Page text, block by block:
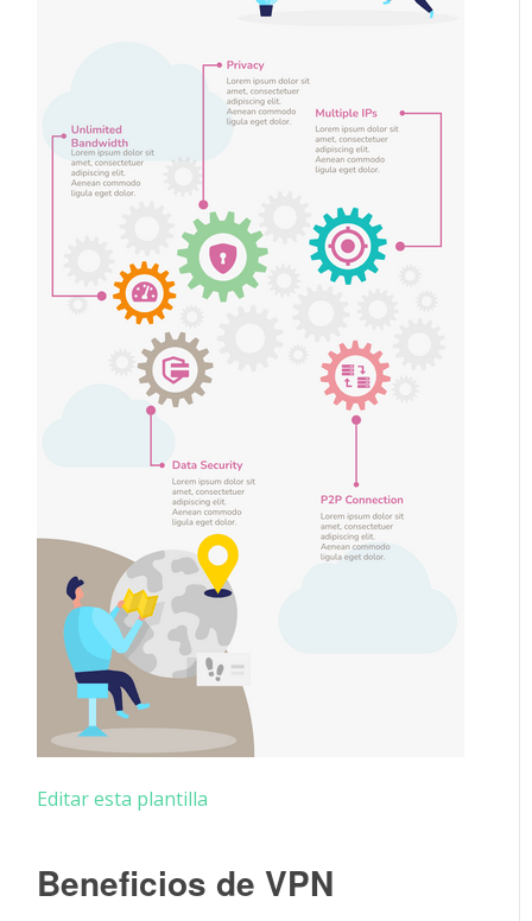
Editar esta plantilla
Beneficios de VPN